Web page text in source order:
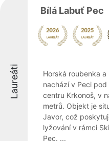
Laureáti
Bílá Labuť Pec
Horská roubenka
nachází v Peci
centru Krkonoš, v
metrů. Objekt je
Javor, což
lyžování v rámci
Pec. ...